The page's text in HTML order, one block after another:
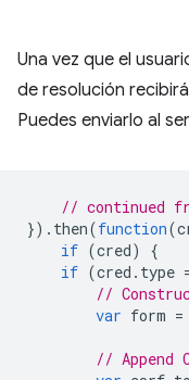
Una vez que el
de resolución
Puedes enviarlo al
// continued
}). then(function(
if (cred)
{
if (cred . type
//
var form =
// Append